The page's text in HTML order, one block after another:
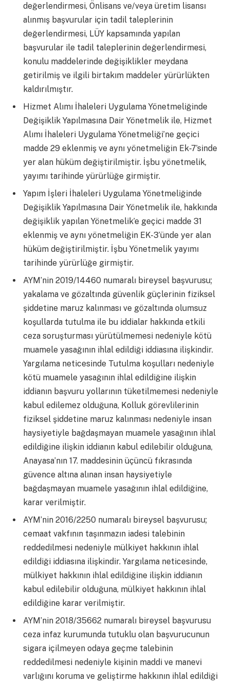
değerlendirmesi, Önlisans ve/veya üretim lisansı
alınmış başvurular için tadil taleplerinin
değerlendirmesi, LÜY kapsamında yapılan
başvurular ile tadil taleplerinin değerlendirmesi,
konulu maddelerinde değişiklikler meydana
getirilmiş ve ilgili birtakım maddeler yürürlükten
kaldırılmıştır.
Hizmet Alımı İhaleleri Uygulama Yönetmeliğinde
Değişiklik Yapılmasına Dair Yönetmelik ile, Hizmet
Alımı İhaleleri Uygulama Yönetmeliği’ne geçici
madde 29 eklenmiş ve aynı yönetmeliğin Ek-7’sinde
yer alan hüküm değiştirilmiştir. İşbu yönetmelik,
yayımı tarihinde yürürlüğe girmiştir.
Yapım İşleri İhaleleri Uygulama Yönetmeliğinde
Değişiklik Yapılmasına Dair Yönetmelik ile, hakkında
değişiklik yapılan Yönetmelik’e geçici madde 31
eklenmiş ve aynı yönetmeliğin EK-3’ünde yer alan
hüküm değiştirilmiştir. İşbu Yönetmelik yayımı
tarihinde yürürlüğe girmiştir.
AYM’nin 2019/14460 numaralı bireysel başvurusu;
yakalama ve gözaltında güvenlik güçlerinin fiziksel
şiddetine maruz kalınması ve gözaltında olumsuz
koşullarda tutulma ile bu iddialar hakkında etkili
ceza soruşturması yürütülmemesi nedeniyle kötü
muamele yasağının ihlal edildiği iddiasına ilişkindir.
Yargılama neticesinde Tutulma koşulları nedeniyle
kötü muamele yasağının ihlal edildiğine ilişkin
iddianın başvuru yollarının tüketilmemesi nedeniyle
kabul edilemez olduğuna, Kolluk görevlilerinin
fiziksel şiddetine maruz kalınması nedeniyle insan
haysiyetiyle bağdaşmayan muamele yasağının ihlal
edildiğine ilişkin iddianın kabul edilebilir olduğuna,
Anayasa’nın 17. maddesinin üçüncü fıkrasında
güvence altına alınan insan haysiyetiyle
bağdaşmayan muamele yasağının ihlal edildiğine,
karar verilmiştir.
AYM’nin 2016/2250 numaralı bireysel başvurusu;
cemaat vakfının taşınmazın iadesi talebinin
reddedilmesi nedeniyle mülkiyet hakkının ihlal
edildiği iddiasına ilişkindir. Yargılama neticesinde,
mülkiyet hakkının ihlal edildiğine ilişkin iddianın
kabul edilebilir olduğuna, mülkiyet hakkının ihlal
edildiğine karar verilmiştir.
AYM’nin 2018/35662 numaralı bireysel başvurusu
ceza infaz kurumunda tutuklu olan başvurucunun
sigara içilmeyen odaya geçme talebinin
reddedilmesi nedeniyle kişinin maddi ve manevi
varlığını koruma ve geliştirme hakkının ihlal edildiği